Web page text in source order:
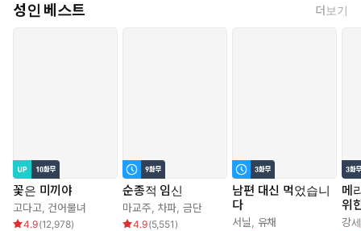
성인 베스트 더보기
꽃은 미끼야
고다고, 건어물녀
4.9(12,978)
순종적 임신
마교주, 차파, 금단
4.9(5,551 )
남편 대신 먹었습니
다
서닐, 유채
메
위
강